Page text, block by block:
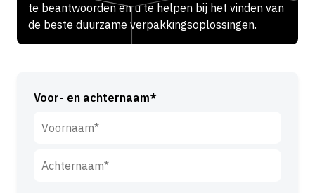
Voor- en achternaam*
te beantwoorden en u te helpen bij het vinden van
de beste duurzame verpakkingsoplossingen.